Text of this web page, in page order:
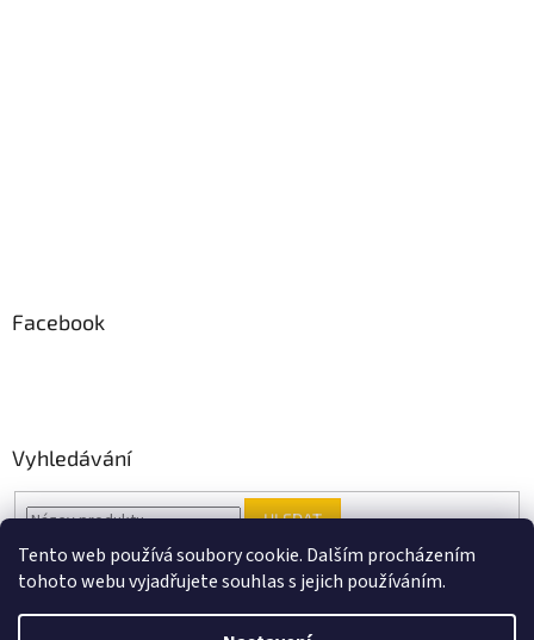
Tento web používá soubory cookie. Dalším procházením
tohoto webu vyjadřujete souhlas s jejich používáním.
Facebook
Vyhledávání
HLEDAT